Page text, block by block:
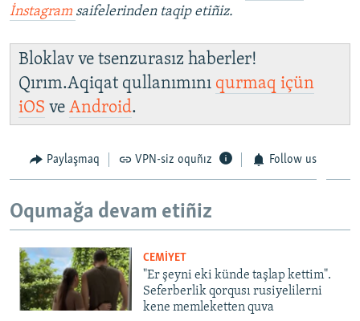
İnstagram saifelerinden taqip etiñiz.
Bloklav ve tsenzurasız haberler!
Qırım.Aqiqat qullanımını qurmaq içün
iOS ve Android.
Paylaşmaq VPN-siz oquñız Follow us
Oqumağa devam etiñiz
CEMİYET
"Er şeyni eki künde taşlap kettim".
Seferberlik qorqusı rusiyelilerni
kene memleketten quva